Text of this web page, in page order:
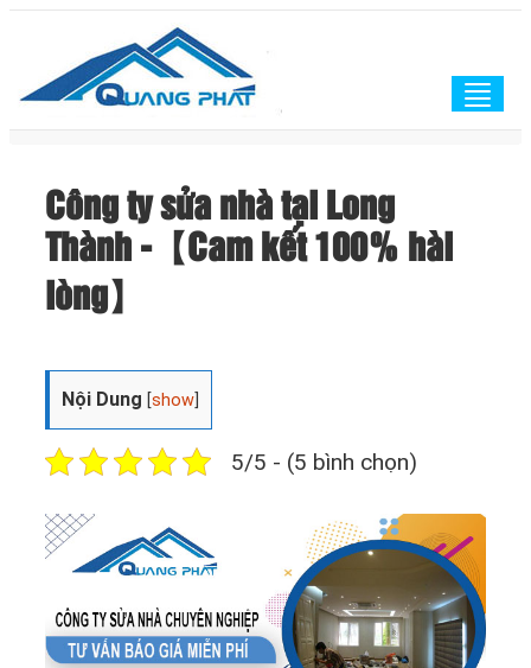
Công ty sửa nhà tại Long
Thành -【Cam kết 100% hài
lòng】
Nội Dung [show
5/5 - (5 bình chọn)